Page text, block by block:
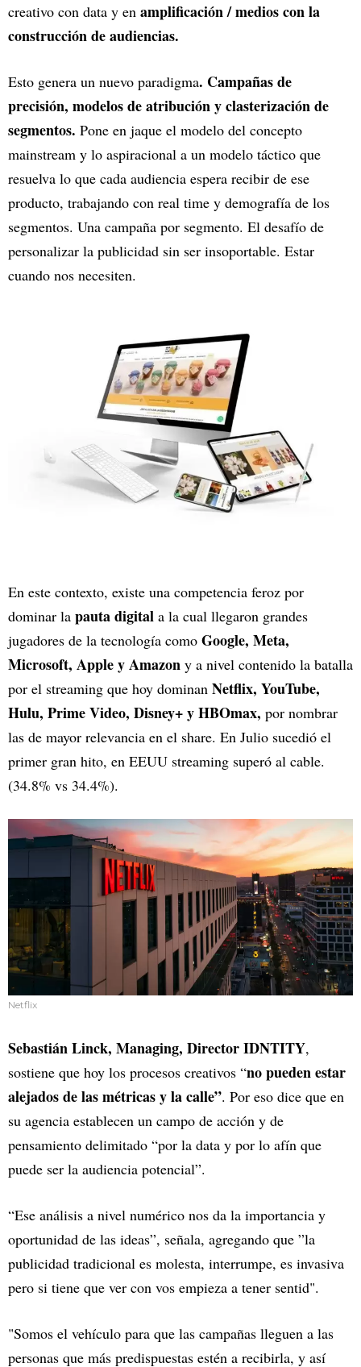
creativo con data y en amplificación / medios con la
construcción de audiencias.
Esto genera un nuevo paradigma. Campañas de
precisión, modelos de atribución y clasterización de
segmentos. Pone en jaque el modelo del concepto
mainstream y lo aspiracional a un modelo táctico que
resuelva lo que cada audiencia espera recibir de ese
producto, trabajando con real time y demografía de los
segmentos. Una campaña por segmento. El desafío de
personalizar la publicidad sin ser insoportable. Estar
cuando nos necesiten.
En este contexto, existe una competencia feroz por
dominar la pauta digital a la cual llegaron grandes
jugadores de la tecnología como Google, Meta,
Microsoft, Apple y Amazon y a nivel contenido la batalla
por el streaming que hoy dominan Netflix, YouTube,
Hulu, Prime Video, Disney+ y HBOmax, por nombrar
las de mayor relevancia en el share. En Julio sucedió el
primer gran hito, en EEUU streaming superó al cable.
(34.8% vs 34.4%).
Netflix
Sebastián Linck, Managing, Director IDNTITY,
sostiene que hoy los procesos creativos “no pueden estar
alejados de las métricas y la calle”. Por eso dice que en
su agencia establecen un campo de acción y de
pensamiento delimitado “por la data y por lo afín que
puede ser la audiencia potencial”.
“Ese análisis a nivel numérico nos da la importancia y
oportunidad de las ideas”, señala, agregando que ”la
publicidad tradicional es molesta, interrumpe, es invasiva
pero si tiene que ver con vos empieza a tener sentid".
"Somos el vehículo para que las campañas lleguen a las
personas que más predispuestas estén a recibirla, y así